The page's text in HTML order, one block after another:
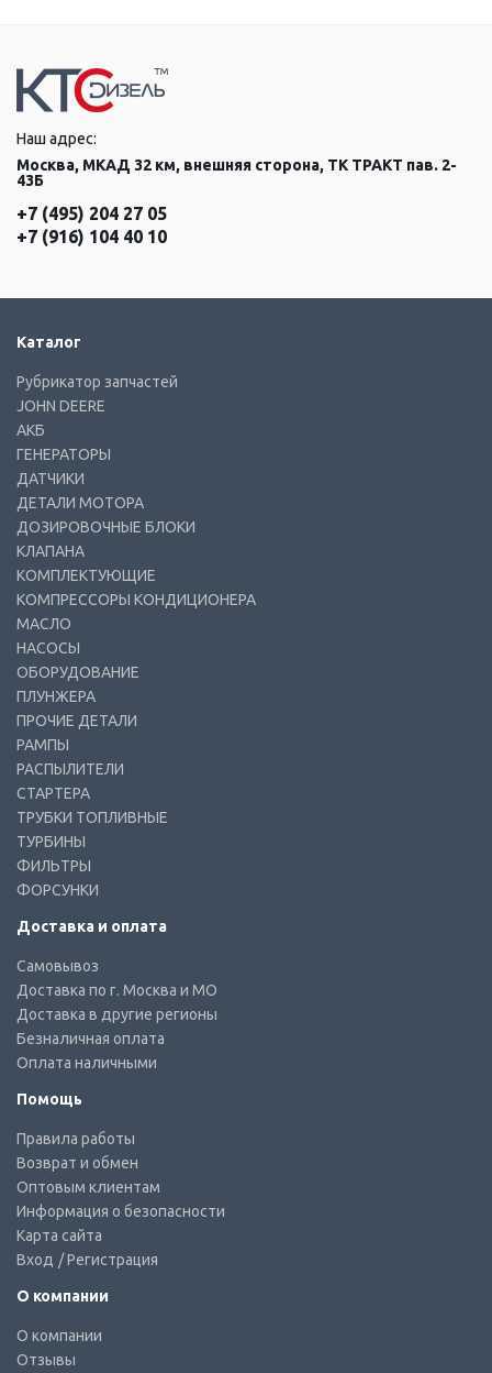
Наш адрес:
Москва, МКАД 32 км, внешняя сторона, ТК ТРАКТ пав. 2-
43Б
+7 (495) 204 27 05
+7 (916) 104 40 10
Каталог
Рубрикатор запчастей
JOHN DEERE
АКБ
ГЕНЕРАТОРЫ
ДАТЧИКИ
ДЕТАЛИ МОТОРА
ДОЗИРОВОЧНЫЕ БЛОКИ
КЛАПАНА
КОМПЛЕКТУЮЩИЕ
КОМПРЕССОРЫ КОНДИЦИОНЕРА
МАСЛО
НАСОСЫ
ОБОРУДОВАНИЕ
ПЛУНЖЕРА
ПРОЧИЕ ДЕТАЛИ
РАМПЫ
РАСПЫЛИТЕЛИ
СТАРТЕРА
ТРУБКИ ТОПЛИВНЫЕ
ТУРБИНЫ
ФИЛЬТРЫ
ФОРСУНКИ
Доставка и оплата
Самовывоз
Доставка по г. Москва и МО
Доставка в другие регионы
Безналичная оплата
Оплата наличными
Помощь
Правила работы
Возврат и обмен
Оптовым клиентам
Информация о безопасности
Карта сайта
Вход / Регистрация
О компании
О компании
Отзывы